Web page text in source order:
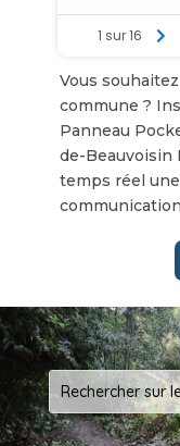
Vous
commune ?
Panneau
de-Beauvoisin
temps réel